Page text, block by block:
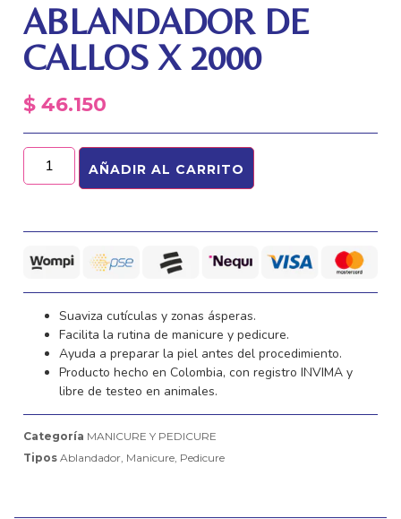
ABLANDADOR DE
CALLOS X 2000
$ 46.150
AÑADIR AL CARRITO
Suaviza cutículas y zonas ásperas.
Facilita la rutina de manicure y pedicure.
Ayuda a preparar la piel antes del procedimiento.
Producto hecho en Colombia, con registro INVIMA y
libre de testeo en animales.
Categoría MANICURE Y PEDICURE
Tipos Ablandador Manicure Pedicure